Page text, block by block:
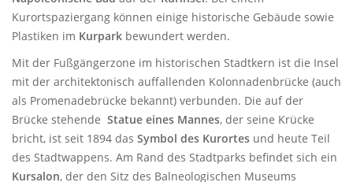
Kurortspaziergang können einige historische Gebäude sowie
Plastiken im Kurpark bewundert werden.
Mit der Fußgängerzone im historischen Stadtkern ist die Insel
mit der architektonisch auffallenden Kolonnadenbrücke (auch
als Promenadebrücke bekannt) verbunden. Die auf der
Brücke stehende Statue eines Mannes, der seine Krücke
bricht, ist seit 1894 das Symbol des Kurortes und heute Teil
des Stadtwappens. Am Rand des Stadtparks befindet sich ein
Kursalon, der den Sitz des Balneologischen Museums